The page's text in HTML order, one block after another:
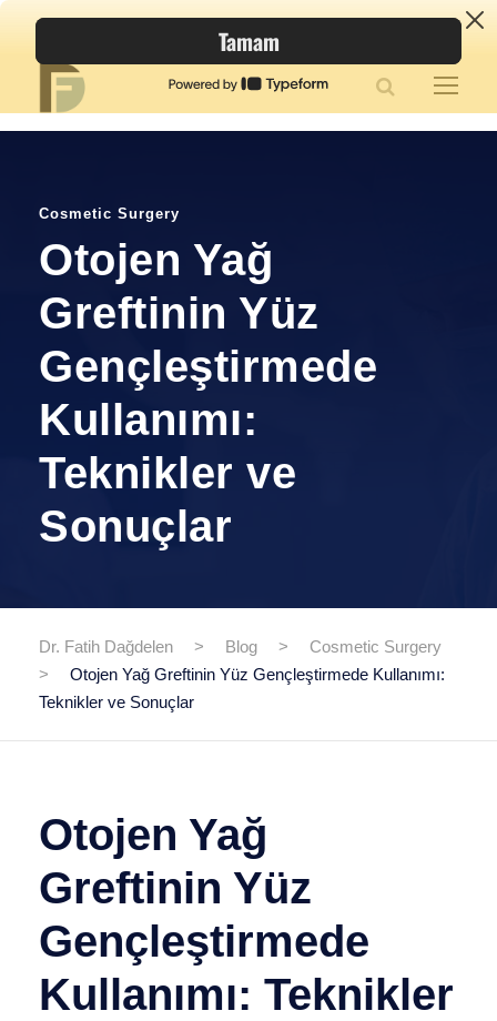
Cosmetic Surgery
Otojen Yağ
Greftinin Yüz
Gençleştirmede
Kullanımı:
Teknikler ve
Sonuçlar
Dr. Fatih Dağdelen > Blog >
Cosmetic Surgery
>
Otojen Yağ Greftinin Yüz Gençleştirmede Kullanımı:
Teknikler ve Sonuçlar
Otojen Yağ
Greftinin Yüz
Gençleştirmede
Kullanımı: Teknikler